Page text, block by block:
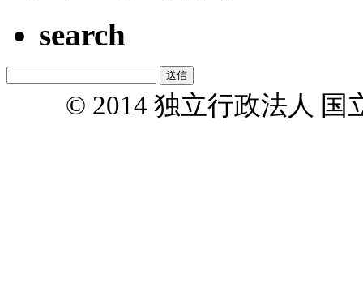
search
© 2014 独立行政法人 国